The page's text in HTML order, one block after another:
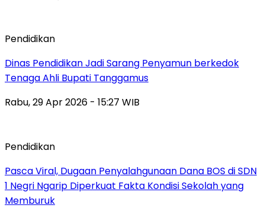
Pendidikan
Dinas Pendidikan Jadi Sarang Penyamun berkedok
Tenaga Ahli Bupati Tanggamus
Rabu, 29 Apr 2026 - 15:27 WIB
Pendidikan
Pasca Viral, Dugaan Penyalahgunaan Dana BOS di SDN
1 Negri Ngarip Diperkuat Fakta Kondisi Sekolah yang
Memburuk